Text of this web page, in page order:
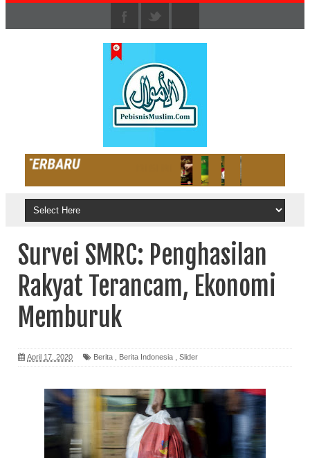
Survei SMRC: Penghasilan
Rakyat Terancam, Ekonomi
Memburuk
April 17, 2020 Berita Berita Indonesia Slider